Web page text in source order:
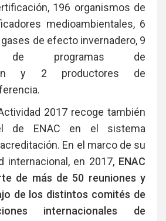
196 organismos de
medioambientales, 6
de efecto invernadero, 9
de programas de
y 2 productores de
2017 recoge también
de ENAC en el sistema
En el marco de su
internacional, en 2017, ENAC
de más de 50 reuniones y
de los distintos comités de
internacionales de